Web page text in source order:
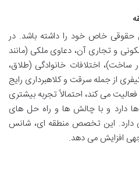
خاص خود را داشته باشد. در
و تجاری آن، دعاوی ملکی (مانند
اختلافات خانوادگی (طلاق،
از جمله سرقت و کلاهبرداری رایج
می کند، احتمالاً تجربه بیشتری
دارد و با چالش ها و راه حل های
دارد. این تخصص منطقه ای، شانس
افزایش می دهد.